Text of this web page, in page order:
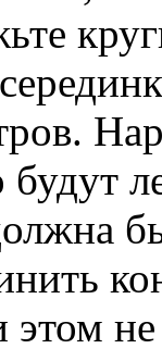
будут